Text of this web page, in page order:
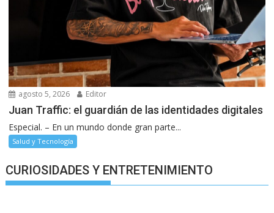
agosto 5, 2026 Editor
Juan Traffic: el guardián de las identidades digitales
Especial. – En un mundo donde gran parte...
Salud y Tecnología
CURIOSIDADES Y ENTRETENIMIENTO